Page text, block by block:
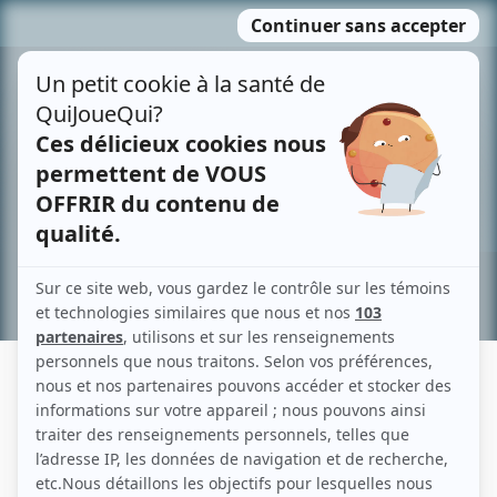
MENU
contenu
Recherche avancée »
OLIVIER KEMEID
Liens
Fiche de Olivier Kemeid sur Showbizz.net